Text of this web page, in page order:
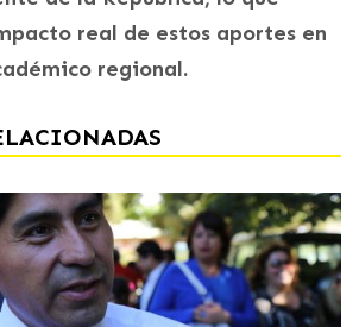
real de estos aportes en
regional.